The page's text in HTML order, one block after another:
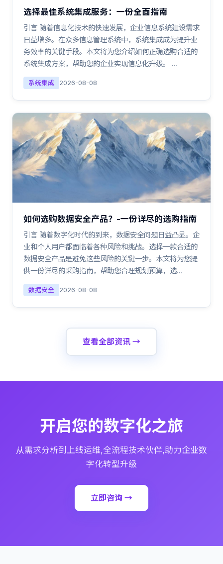
选择最佳系统集成服务：一份全面指南
引言 随着信息化技术的快速发展，企业信息系统建设需求
日益增多。在众多信息管理系统中，系统集成成为提升业
务效率的关键手段。本文将为您介绍如何正确选购合适的
系统集成方案，帮助您的企业实现信息化升级。 …
系统集成 2026-08-08
如何选购数据安全产品？-一份详尽的选购指南
引言 随着数字化时代的到来，数据安全问题日益凸显。企
业和个人用户都面临着各种风险和挑战。选择一款合适的
数据安全产品是避免这些风险的关键一步。本文将为您提
供一份详尽的采购指南，帮助您合理规划预算，选…
数据安全 2026-08-08
查看全部资讯 →
开启您的数字化之旅
从需求分析到上线运维,全流程技术伙伴,助力企业数
字化转型升级
立即咨询 →